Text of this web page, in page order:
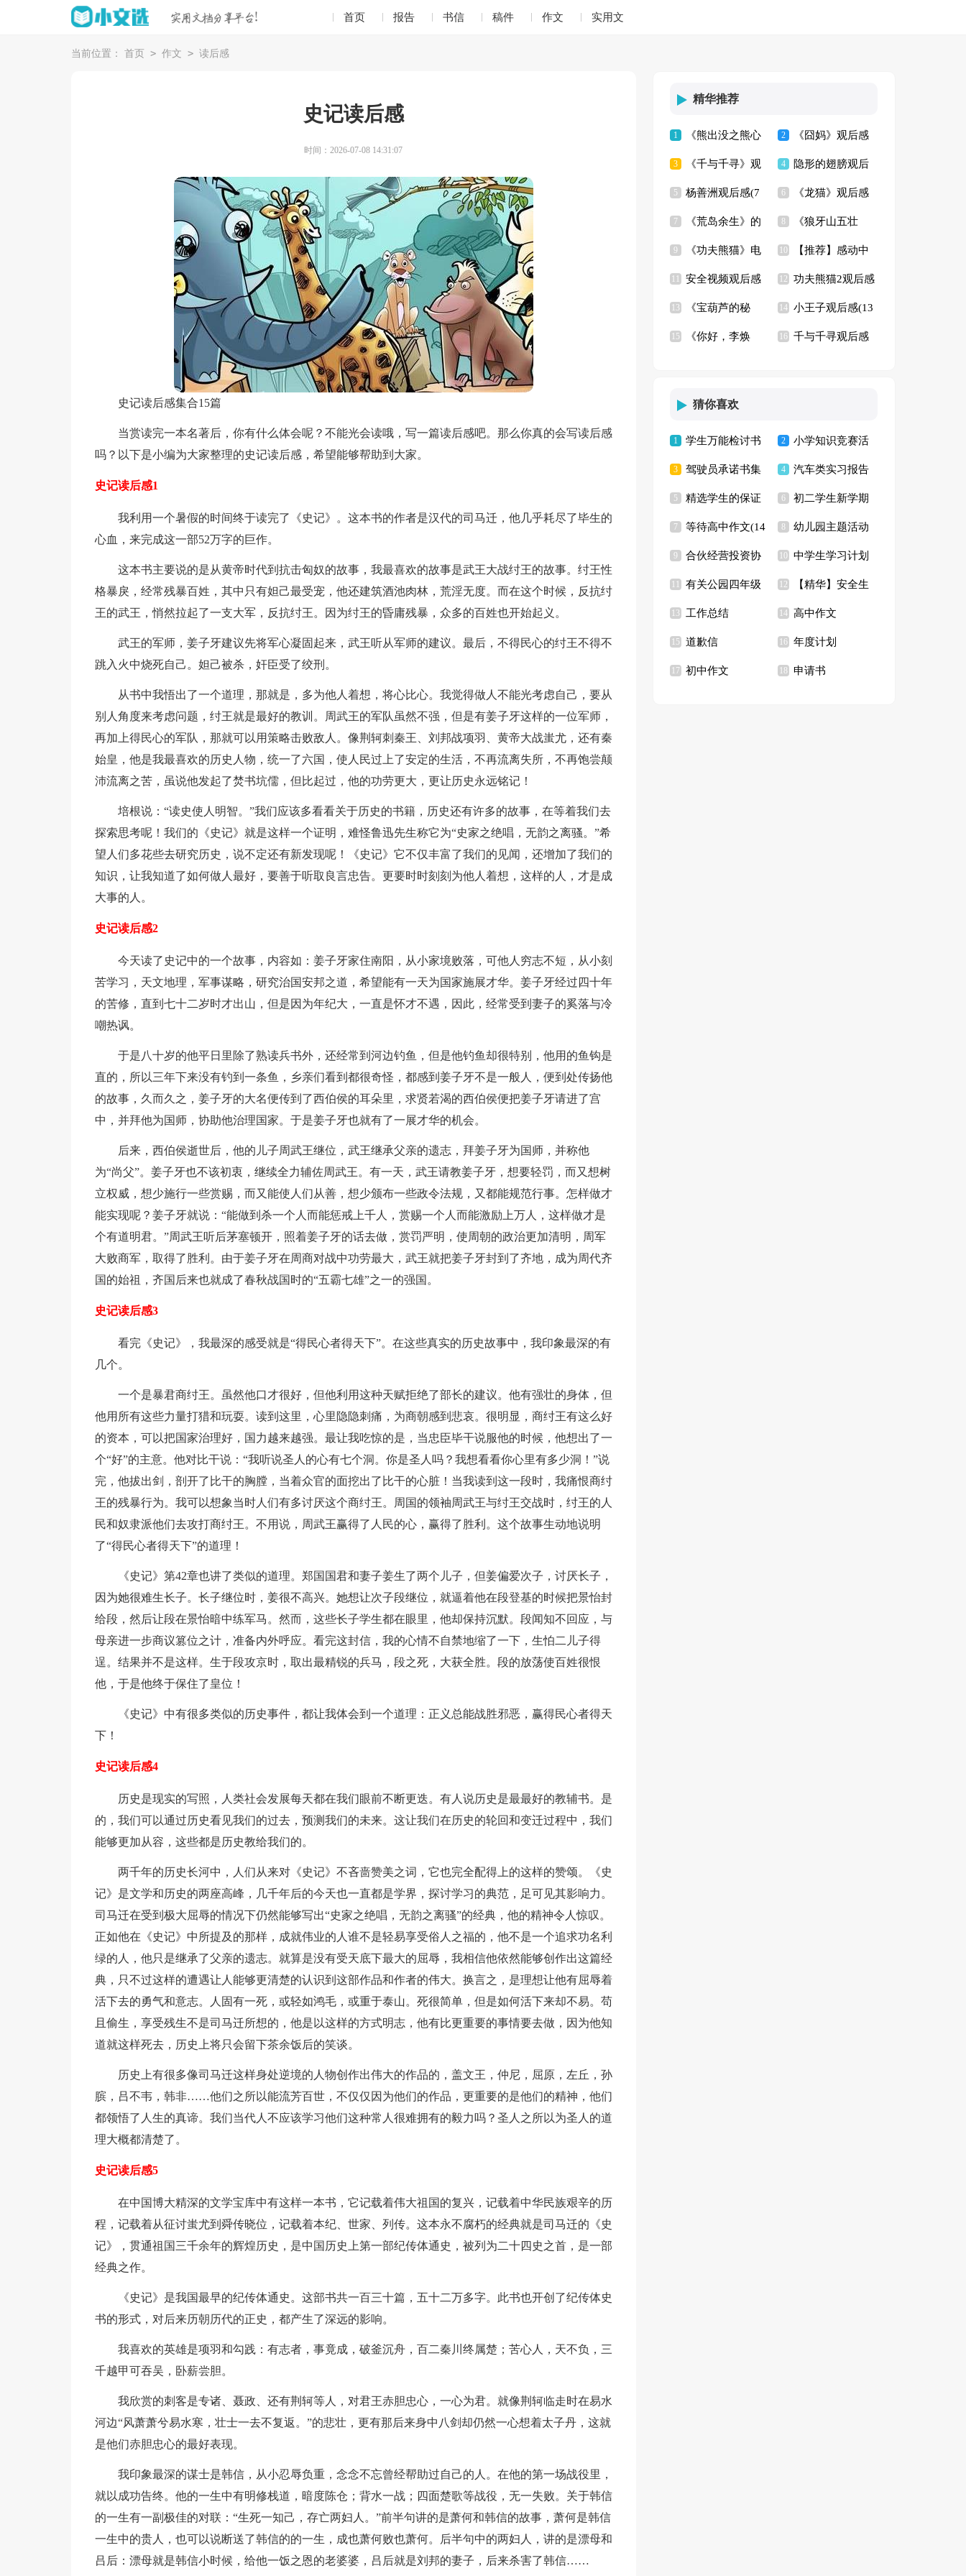
首页 报告 书信 稿件 作文 实用文
当前位置： 首页 > 作文 > 读后感
史记读后感
时间：2026-07-08 14:31:07
史记读后感集合15篇
当赏读完一本名著后，你有什么体会呢？不能光会读哦，写一篇读后感吧。那么你真的会写读后感
吗？以下是小编为大家整理的史记读后感，希望能够帮助到大家。
史记读后感1
我利用一个暑假的时间终于读完了《史记》。这本书的作者是汉代的司马迁，他几乎耗尽了毕生的
心血，来完成这一部52万字的巨作。
这本书主要说的是从黄帝时代到抗击匈奴的故事，我最喜欢的故事是武王大战纣王的故事。纣王性
格暴戾，经常残暴百姓，其中只有妲己最受宠，他还建筑酒池肉林，荒淫无度。而在这个时候，反抗纣
王的武王，悄然拉起了一支大军，反抗纣王。因为纣王的昏庸残暴，众多的百姓也开始起义。
武王的军师，姜子牙建议先将军心凝固起来，武王听从军师的建议。最后，不得民心的纣王不得不
跳入火中烧死自己。妲己被杀，奸臣受了绞刑。
从书中我悟出了一个道理，那就是，多为他人着想，将心比心。我觉得做人不能光考虑自己，要从
别人角度来考虑问题，纣王就是最好的教训。周武王的军队虽然不强，但是有姜子牙这样的一位军师，
再加上得民心的军队，那就可以用策略击败敌人。像荆轲刺秦王、刘邦战项羽、黄帝大战蚩尤，还有秦
始皇，他是我最喜欢的历史人物，统一了六国，使人民过上了安定的生活，不再流离失所，不再饱尝颠
沛流离之苦，虽说他发起了焚书坑儒，但比起过，他的功劳更大，更让历史永远铭记！
培根说：“读史使人明智。”我们应该多看看关于历史的书籍，历史还有许多的故事，在等着我们去
探索思考呢！我们的《史记》就是这样一个证明，难怪鲁迅先生称它为“史家之绝唱，无韵之离骚。”希
望人们多花些去研究历史，说不定还有新发现呢！《史记》它不仅丰富了我们的见闻，还增加了我们的
知识，让我知道了如何做人最好，要善于听取良言忠告。更要时时刻刻为他人着想，这样的人，才是成
大事的人。
史记读后感2
今天读了史记中的一个故事，内容如：姜子牙家住南阳，从小家境败落，可他人穷志不短，从小刻
苦学习，天文地理，军事谋略，研究治国安邦之道，希望能有一天为国家施展才华。姜子牙经过四十年
的苦修，直到七十二岁时才出山，但是因为年纪大，一直是怀才不遇，因此，经常受到妻子的奚落与冷
嘲热讽。
于是八十岁的他平日里除了熟读兵书外，还经常到河边钓鱼，但是他钓鱼却很特别，他用的鱼钩是
直的，所以三年下来没有钓到一条鱼，乡亲们看到都很奇怪，都感到姜子牙不是一般人，便到处传扬他
的故事，久而久之，姜子牙的大名便传到了西伯侯的耳朵里，求贤若渴的西伯侯便把姜子牙请进了宫
中，并拜他为国师，协助他治理国家。于是姜子牙也就有了一展才华的机会。
后来，西伯侯逝世后，他的儿子周武王继位，武王继承父亲的遗志，拜姜子牙为国师，并称他
为“尚父”。姜子牙也不该初衷，继续全力辅佐周武王。有一天，武王请教姜子牙，想要轻罚，而又想树
立权威，想少施行一些赏赐，而又能使人们从善，想少颁布一些政令法规，又都能规范行事。怎样做才
能实现呢？姜子牙就说：“能做到杀一个人而能惩戒上千人，赏赐一个人而能激励上万人，这样做才是
个有道明君。”周武王听后茅塞顿开，照着姜子牙的话去做，赏罚严明，使周朝的政治更加清明，周军
大败商军，取得了胜利。由于姜子牙在周商对战中功劳最大，武王就把姜子牙封到了齐地，成为周代齐
国的始祖，齐国后来也就成了春秋战国时的“五霸七雄”之一的强国。
史记读后感3
看完《史记》，我最深的感受就是“得民心者得天下”。在这些真实的历史故事中，我印象最深的有
几个。
一个是暴君商纣王。虽然他口才很好，但他利用这种天赋拒绝了部长的建议。他有强壮的身体，但
他用所有这些力量打猎和玩耍。读到这里，心里隐隐刺痛，为商朝感到悲哀。很明显，商纣王有这么好
的资本，可以把国家治理好，国力越来越强。最让我吃惊的是，当忠臣毕干说服他的时候，他想出了一
个“好”的主意。他对比干说：“我听说圣人的心有七个洞。你是圣人吗？我想看看你心里有多少洞！”说
完，他拔出剑，剖开了比干的胸膛，当着众官的面挖出了比干的心脏！当我读到这一段时，我痛恨商纣
王的残暴行为。我可以想象当时人们有多讨厌这个商纣王。周国的领袖周武王与纣王交战时，纣王的人
民和奴隶派他们去攻打商纣王。不用说，周武王赢得了人民的心，赢得了胜利。这个故事生动地说明
了“得民心者得天下”的道理！
《史记》第42章也讲了类似的道理。郑国国君和妻子姜生了两个儿子，但姜偏爱次子，讨厌长子，
因为她很难生长子。长子继位时，姜很不高兴。她想让次子段继位，就逼着他在段登基的时候把景怡封
给段，然后让段在景怡暗中练军马。然而，这些长子学生都在眼里，他却保持沉默。段闻知不回应，与
母亲进一步商议篡位之计，准备内外呼应。看完这封信，我的心情不自禁地缩了一下，生怕二儿子得
逞。结果并不是这样。生于段攻京时，取出最精锐的兵马，段之死，大获全胜。段的放荡使百姓很恨
他，于是他终于保住了皇位！
《史记》中有很多类似的历史事件，都让我体会到一个道理：正义总能战胜邪恶，赢得民心者得天
下！
史记读后感4
历史是现实的写照，人类社会发展每天都在我们眼前不断更迭。有人说历史是最最好的教辅书。是
的，我们可以通过历史看见我们的过去，预测我们的未来。这让我们在历史的轮回和变迁过程中，我们
能够更加从容，这些都是历史教给我们的。
两千年的历史长河中，人们从来对《史记》不吝啬赞美之词，它也完全配得上的这样的赞颂。《史
记》是文学和历史的两座高峰，几千年后的今天也一直都是学界，探讨学习的典范，足可见其影响力。
司马迁在受到极大屈辱的情况下仍然能够写出“史家之绝唱，无韵之离骚”的经典，他的精神令人惊叹。
正如他在《史记》中所提及的那样，成就伟业的人谁不是轻易享受俗人之福的，他不是一个追求功名利
绿的人，他只是继承了父亲的遗志。就算是没有受天底下最大的屈辱，我相信他依然能够创作出这篇经
典，只不过这样的遭遇让人能够更清楚的认识到这部作品和作者的伟大。换言之，是理想让他有屈辱着
活下去的勇气和意志。人固有一死，或轻如鸿毛，或重于泰山。死很简单，但是如何活下来却不易。苟
且偷生，享受残生不是司马迁所想的，他是以这样的方式明志，他有比更重要的事情要去做，因为他知
道就这样死去，历史上将只会留下茶余饭后的笑谈。
历史上有很多像司马迁这样身处逆境的人物创作出伟大的作品的，盖文王，仲尼，屈原，左丘，孙
膑，吕不韦，韩非……他们之所以能流芳百世，不仅仅因为他们的作品，更重要的是他们的精神，他们
都领悟了人生的真谛。我们当代人不应该学习他们这种常人很难拥有的毅力吗？圣人之所以为圣人的道
理大概都清楚了。
史记读后感5
在中国博大精深的文学宝库中有这样一本书，它记载着伟大祖国的复兴，记载着中华民族艰辛的历
程，记载着从征讨蚩尤到舜传晓位，记载着本纪、世家、列传。这本永不腐朽的经典就是司马迁的《史
记》，贯通祖国三千余年的辉煌历史，是中国历史上第一部纪传体通史，被列为二十四史之首，是一部
经典之作。
《史记》是我国最早的纪传体通史。这部书共一百三十篇，五十二万多字。此书也开创了纪传体史
书的形式，对后来历朝历代的正史，都产生了深远的影响。
我喜欢的英雄是项羽和勾践：有志者，事竟成，破釜沉舟，百二秦川终属楚；苦心人，天不负，三
千越甲可吞吴，卧薪尝胆。
我欣赏的刺客是专诸、聂政、还有荆轲等人，对君王赤胆忠心，一心为君。就像荆轲临走时在易水
河边“风萧萧兮易水寒，壮士一去不复返。”的悲壮，更有那后来身中八剑却仍然一心想着太子丹，这就
是他们赤胆忠心的最好表现。
我印象最深的谋士是韩信，从小忍辱负重，念念不忘曾经帮助过自己的人。在他的第一场战役里，
就以成功告终。他的一生中有明修栈道，暗度陈仓；背水一战；四面楚歌等战役，无一失败。关于韩信
的一生有一副极佳的对联：“生死一知己，存亡两妇人。”前半句讲的是萧何和韩信的故事，萧何是韩信
一生中的贵人，也可以说断送了韩信的的一生，成也萧何败也萧何。后半句中的两妇人，讲的是漂母和
吕后：漂母就是韩信小时候，给他一饭之恩的老婆婆，吕后就是刘邦的妻子，后来杀害了韩信……
精华推荐
1 《熊出没之熊心
归来》观后感
2 《囧妈》观后感
(14篇)
3 《千与千寻》观
后感通用15篇
4 隐形的翅膀观后
感(集锦15篇)
5 杨善洲观后感(7
篇)
6 《龙猫》观后感
(汇编15篇)
7 《荒岛余生》的
观后感
8 《狼牙山五壮
士》观后感9篇
9 《功夫熊猫》电
影观后感
10 【推荐】感动中
国观后感
安全视频观后感 12 功夫熊猫2观后感
13篇
13 《宝葫芦的秘
密》观后感【热】
14 小王子观后感(13
篇)
15 《你好，李焕 16 千与千寻观后感
猜你喜欢
1 学生万能检讨书
通用15篇
2 小学知识竞赛活
动方案13篇
3 驾驶员承诺书集
合8篇
4 汽车类实习报告
5 精选学生的保证
书四篇
6 初二学生新学期
学习计划
7 等待高中作文(14
篇)
8 幼儿园主题活动
方案
9 合伙经营投资协
议书
10 中学生学习计划
(集锦15篇)
有关公园四年级
作文3篇
12 【精华】安全生
产演讲稿三篇
13 工作总结 14 高中作文
15 道歉信 16 年度计划
17 初中作文 18 申请书